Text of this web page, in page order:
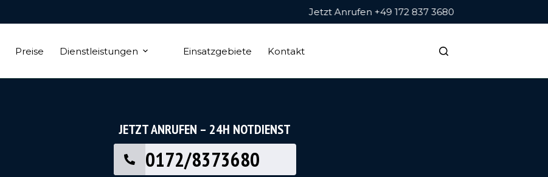
Jetzt Anrufen +49 172 837 3680
Preise Dienstleistungen Einsatzgebiete Kontakt
JETZT ANRUFEN – 24H NOTDIENST
0172/8373680